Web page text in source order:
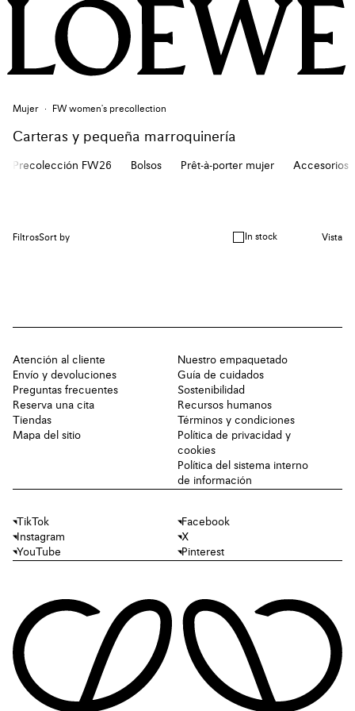
Mujer FW women's precollection
Carteras y pequeña marroquinería
Precolección FW26 Bolsos Prêt-à-porter mujer Accesorios
FiltrosSort by In stock Vista
Atención al cliente
Envío y devoluciones
Preguntas frecuentes
Reserva una cita
Tiendas
Mapa del sitio
Nuestro empaquetado
Guía de cuidados
Sostenibilidad
Recursos humanos
Términos y condiciones
Política de privacidad y
cookies
Política del sistema interno
de información
TikTok
Facebook
Instagram
X
YouTube
Pinterest